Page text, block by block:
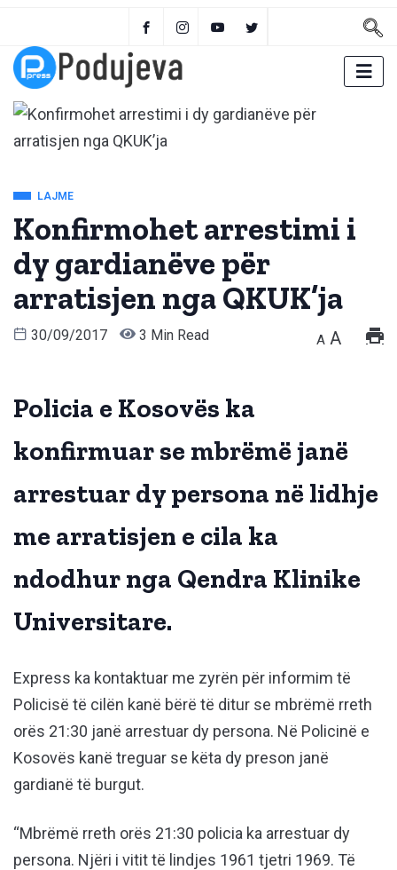
LAJME
Konfirmohet arrestimi i
dy gardianëve për
arratisjen nga QKUK’ja
30/09/2017 3 Min Read A A
Policia e Kosovës ka
konfirmuar se mbrëmë janë
arrestuar dy persona në lidhje
me arratisjen e cila ka
ndodhur nga Qendra Klinike
Universitare.
Express ka kontaktuar me zyrën për informim të
Policisë të cilën kanë bërë të ditur se mbrëmë rreth
orës 21:30 janë arrestuar dy persona. Në Policinë e
Kosovës kanë treguar se këta dy preson janë
gardianë të burgut.
“Mbrëmë rreth orës 21:30 policia ka arrestuar dy
persona. Njëri i vitit të lindjes 1961 tjetri 1969. Të